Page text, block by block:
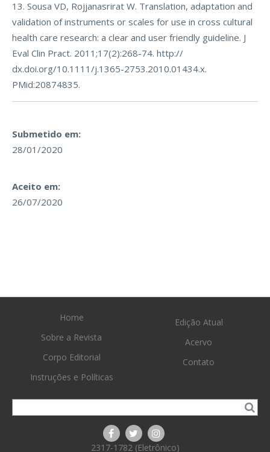
13. Sousa VD, Rojjanasrirat W. Translation, adaptation and
validation of instruments or scales for use in cross cultural
health care research: a clear and user friendly guideline. J
Eval Clin Pract. 2011;17(2):268-74. http://
dx.doi.org/10.1111/j.1365-2753.2010.01434.x.
PMid:20874835.
Submetido em:
28/01/2020
Aceito em:
26/07/2020
Home
Sobre a Revista
Corpo Editorial
Instruções e Políticas
Edição Atual
Acervo
Contato
2317-1782 (Eletrônico)